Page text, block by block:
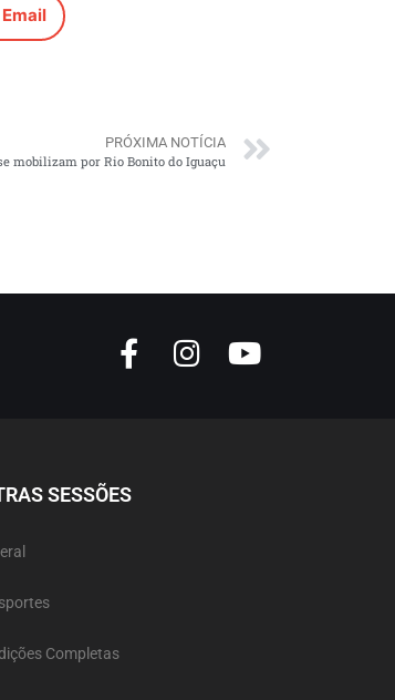
Email
PRÓXIMA NOTÍCIA
mobilizam por Rio Bonito do Iguaçu
SESSÕES
Completas